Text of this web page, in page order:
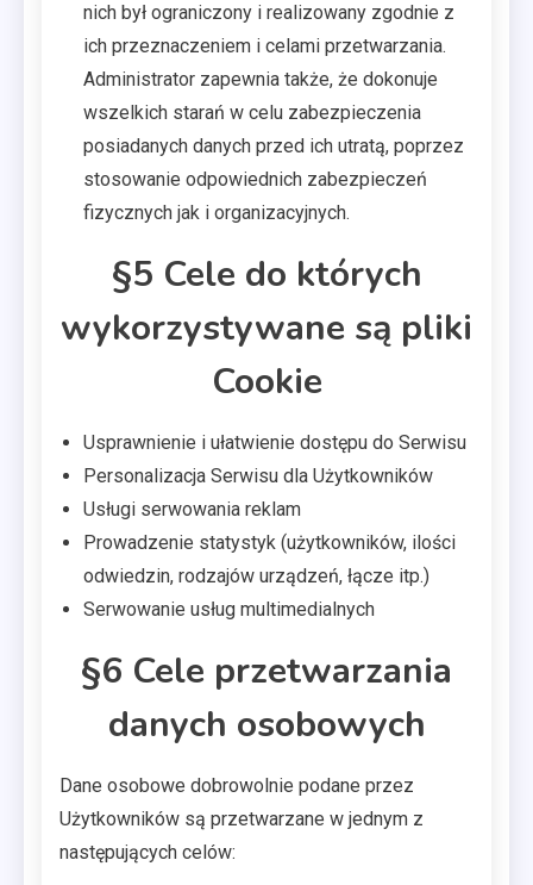
nich był ograniczony i realizowany zgodnie z
ich przeznaczeniem i celami przetwarzania.
Administrator zapewnia także, że dokonuje
wszelkich starań w celu zabezpieczenia
posiadanych danych przed ich utratą, poprzez
stosowanie odpowiednich zabezpieczeń
fizycznych jak i organizacyjnych.
§5 Cele do których
wykorzystywane są pliki
Cookie
Usprawnienie i ułatwienie dostępu do Serwisu
Personalizacja Serwisu dla Użytkowników
Usługi serwowania reklam
Prowadzenie statystyk (użytkowników, ilości
odwiedzin, rodzajów urządzeń, łącze itp.)
Serwowanie usług multimedialnych
§6 Cele przetwarzania
danych osobowych
Dane osobowe dobrowolnie podane przez
Użytkowników są przetwarzane w jednym z
następujących celów: